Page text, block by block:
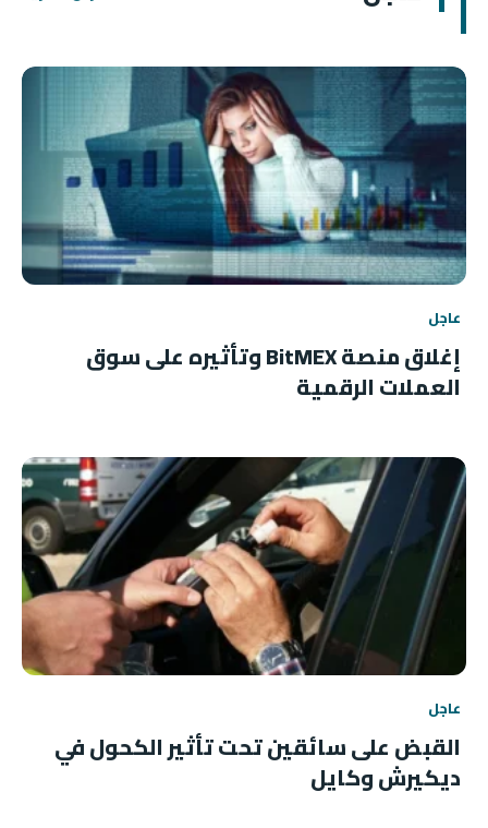
عاجل
إغلاق منصة BitMEX وتأثيره على سوق
العملات الرقمية
عاجل
القبض على سائقين تحت تأثير الكحول في
ديكيرش وكايل